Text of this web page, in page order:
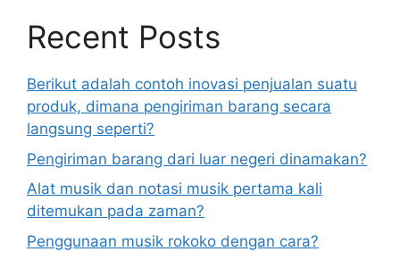
Recent Posts
Berikut adalah contoh inovasi penjualan suatu
produk, dimana pengiriman barang secara
langsung seperti?
Pengiriman barang dari luar negeri dinamakan?
Alat musik dan notasi musik pertama kali
ditemukan pada zaman?
Penggunaan musik rokoko dengan cara?